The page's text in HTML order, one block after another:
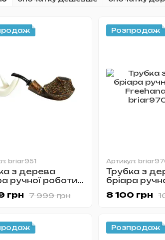
briar951
з дерева
ручної роботи
7 999 грн
грн
Розпродаж
Артикул:
Трубка з
бріара
8 100 грн
Розпродаж